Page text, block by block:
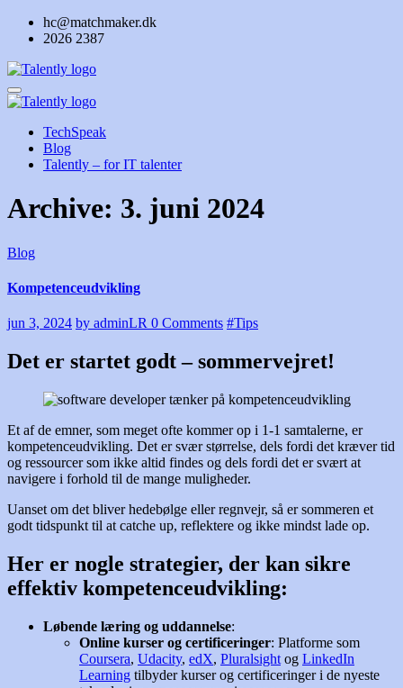
Skip
hc@matchmaker.dk
2026 2387
TechSpeak
Blog
Talently – for IT talenter
Archive: 3. juni 2024
Blog
Kompetenceudvikling
jun 3, 2024 by adminLR 0 Comments #Tips
Det er startet godt – sommervejret!
Et af de emner, som meget ofte kommer op i 1-1 samtalerne, er
kompetenceudvikling. Det er svær størrelse, dels fordi det kræver tid
og ressourcer som ikke altid findes og dels fordi det er svært at
navigere i forhold til de mange muligheder.
Uanset om det bliver hedebølge eller regnvejr, så er sommeren et
godt tidspunkt til at catche up, reflektere og ikke mindst lade op.
Her er nogle strategier, der kan sikre
effektiv kompetenceudvikling:
Løbende læring og uddannelse:
Online kurser og certificeringer: Platforme som
Coursera, Udacity, edX, Pluralsight og LinkedIn
Learning tilbyder kurser og certificeringer i de nyeste